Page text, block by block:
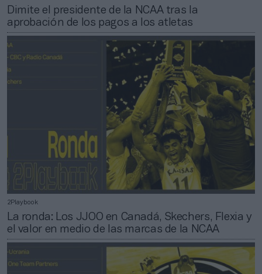
Dimite el presidente de la NCAA tras la
aprobación de los pagos a los atletas
2Playbook
La ronda: Los JJOO en Canadá, Skechers, Flexia y
el valor en medio de las marcas de la NCAA